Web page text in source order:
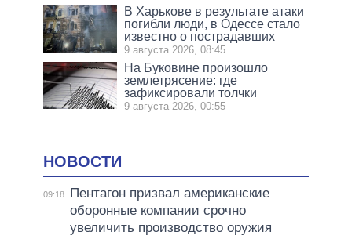
В Харькове в результате атаки
погибли люди, в Одессе стало
известно о пострадавших
9 августа 2026, 08:45
На Буковине произошло
землетрясение: где
зафиксировали толчки
9 августа 2026, 00:55
НОВОСТИ
09:18
Пентагон призвал американские
оборонные компании срочно
увеличить производство оружия